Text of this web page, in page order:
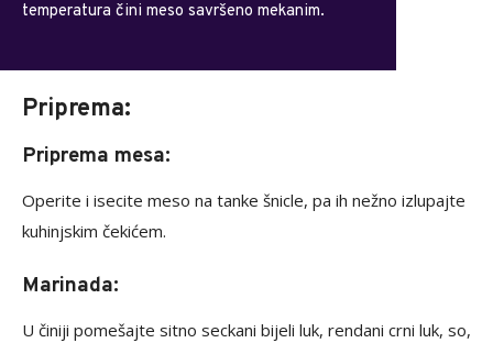
temperatura čini meso savršeno mekanim.
Priprema:
Priprema mesa:
Operite i isecite meso na tanke šnicle, pa ih nežno izlupajte
kuhinjskim čekićem.
Marinada:
U činiji pomešajte sitno seckani bijeli luk, rendani crni luk, so,